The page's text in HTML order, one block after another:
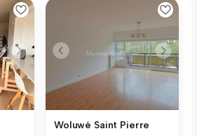
Woluwé Saint Pierre